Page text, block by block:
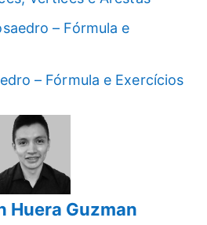
– Fórmula e
– Fórmula e Exercícios
Huera Guzman